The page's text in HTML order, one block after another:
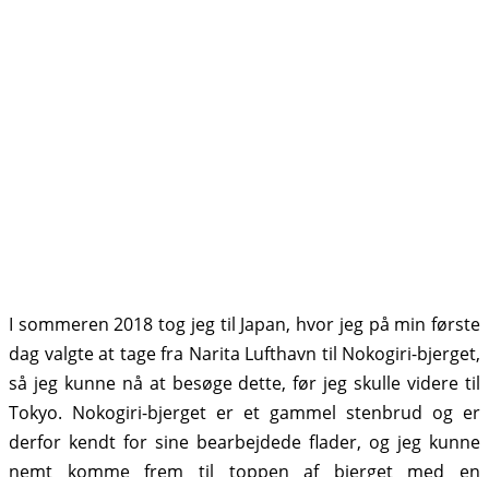
I sommeren 2018 tog jeg til Japan, hvor jeg på min første
dag valgte at tage fra Narita Lufthavn til Nokogiri-bjerget,
så jeg kunne nå at besøge dette, før jeg skulle videre til
Tokyo. Nokogiri-bjerget er et gammel stenbrud og er
derfor kendt for sine bearbejdede flader, og jeg kunne
nemt komme frem til toppen af bjerget med en